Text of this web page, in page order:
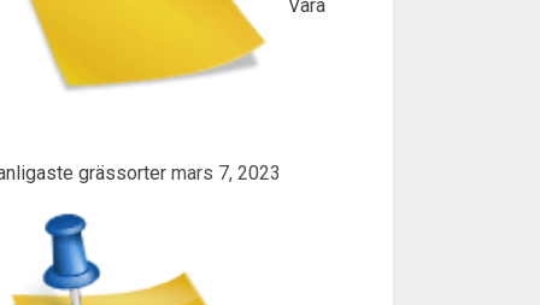
Våra
grässorter mars 7, 2023